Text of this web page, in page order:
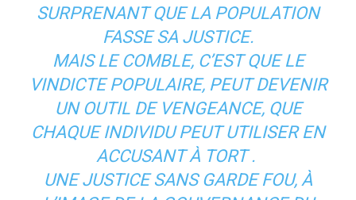
SURPRENANT QUE LA POPULATION
FASSE SA JUSTICE.
MAIS LE COMBLE, C’EST QUE LE
VINDICTE POPULAIRE, PEUT DEVENIR
UN OUTIL DE VENGEANCE, QUE
CHAQUE INDIVIDU PEUT UTILISER EN
ACCUSANT À TORT .
UNE JUSTICE SANS GARDE FOU, À